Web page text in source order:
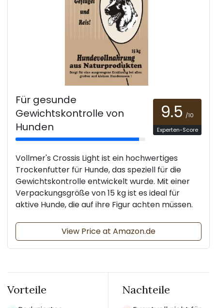
Für gesunde
Gewichtskontrolle von
Hunden
9.5 /10
Experten-Score
Vollmer's Crossis Light ist ein hochwertiges
Trockenfutter für Hunde, das speziell für die
Gewichtskontrolle entwickelt wurde. Mit einer
Verpackungsgröße von 15 kg ist es ideal für
aktive Hunde, die auf ihre Figur achten müssen.
View Price at Amazon.de
Vorteile Nachteile